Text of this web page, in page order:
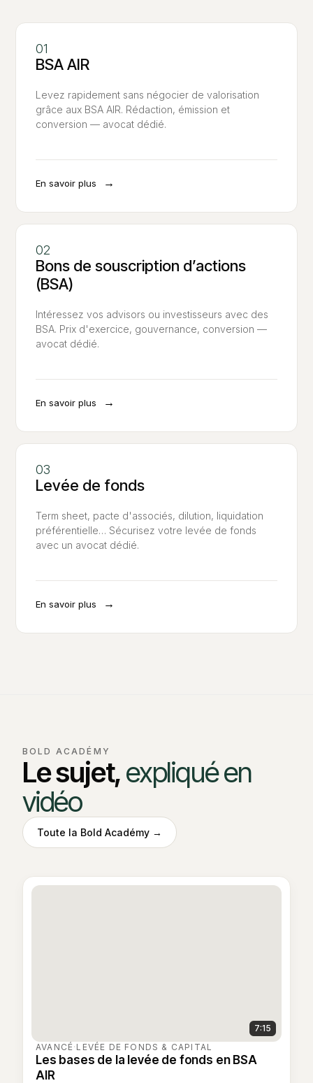
BSA AIR
Levez rapidement sans négocier de valorisation
grâce aux BSA AIR. Rédaction, émission et
conversion — avocat dédié.
En savoir plus →
Bons de souscription d’actions
(BSA)
Intéressez vos advisors ou investisseurs avec des
BSA. Prix d'exercice, gouvernance, conversion —
avocat dédié.
En savoir plus →
Levée de fonds
Term sheet, pacte d'associés, dilution, liquidation
préférentielle… Sécurisez votre levée de fonds
avec un avocat dédié.
En savoir plus →
BOLD ACADÉMY
Le sujet,expliqué en
vidéo
Toute la Bold Académy →
7:15
AVANCÉ · LEVÉE DE FONDS & CAPITAL
Les bases de la levée de fonds en BSA
AIR